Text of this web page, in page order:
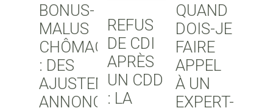
BONUS-
MALUS
CHÔMAGE
: DES
AJUSTEMENTS
ANNONCÉS
REFUS
DE CDI
APRÈS
UN CDD
: LA
QUAND
DOIS-JE
FAIRE
APPEL
À UN
EXPERT-